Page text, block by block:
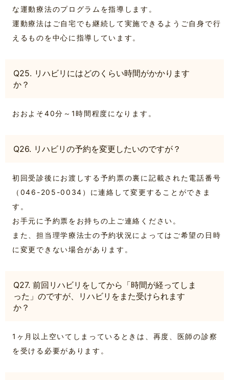
な運動療法のプログラムを指導します。
運動療法はご自宅でも継続して実施できるようご自身で行
えるものを中心に指導しています。
Q25. リハビリにはどのくらい時間がかかります
か？
おおよそ40分～1時間程度になります。
Q26. リハビリの予約を変更したいのですが？
初回受診後にお渡しする予約票の裏に記載された電話番号
（046-205-0034）に連絡して変更することができま
す。
お手元に予約票をお持ちの上ご連絡ください。
また、担当理学療法士の予約状況によってはご希望の日時
に変更できない場合があります。
Q27. 前回リハビリをしてから「時間が経ってしま
った」のですが、リハビリをまた受けられます
か？
1ヶ月以上空いてしまっているときは、再度、医師の診察
を受ける必要があります。